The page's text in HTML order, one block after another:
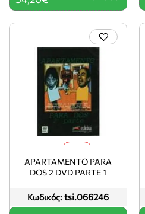
Κωδικός: tsi.066246
APARTAMENTO PARA
DOS 2 DVD PARTE 1